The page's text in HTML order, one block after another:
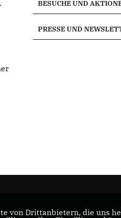
BESUCHE UND
PRESSE UND
von Drittanbietern, die uns